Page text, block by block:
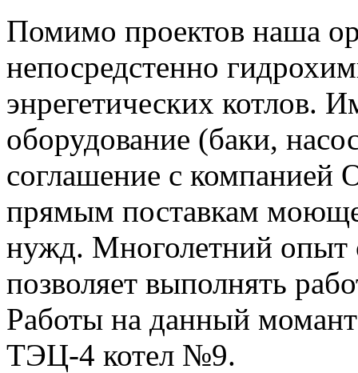
Помимо проектов наша
непосредстенно
энрегетических котлов.
оборудование (баки,
соглашение с
прямым поставкам
нужд. Многолетний опыт
позволяет выполнять
Работы на данный
ТЭЦ-4 котел №9.